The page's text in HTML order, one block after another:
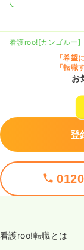
看護roo![カンゴルー]
「希望
「転職
お
登
看護roo!転職とは